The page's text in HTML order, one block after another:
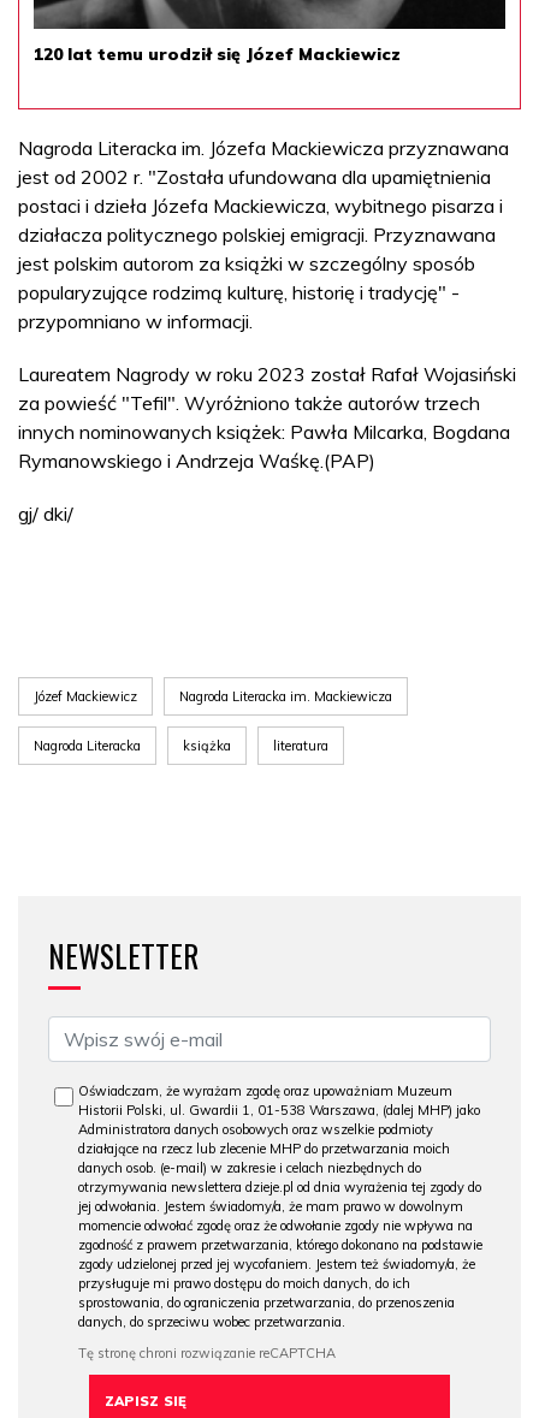
120 lat temu urodził się Józef Mackiewicz
Nagroda Literacka im. Józefa Mackiewicza przyznawana
jest od 2002 r. "Została ufundowana dla upamiętnienia
postaci i dzieła Józefa Mackiewicza, wybitnego pisarza i
działacza politycznego polskiej emigracji. Przyznawana
jest polskim autorom za książki w szczególny sposób
popularyzujące rodzimą kulturę, historię i tradycję" -
przypomniano w informacji.
Laureatem Nagrody w roku 2023 został Rafał Wojasiński
za powieść "Tefil". Wyróżniono także autorów trzech
innych nominowanych książek: Pawła Milcarka, Bogdana
Rymanowskiego i Andrzeja Waśkę.(PAP)
gj/ dki/
Józef Mackiewicz Nagroda Literacka im. Mackiewicza
Nagroda Literacka książka literatura
NEWSLETTER
Oświadczam, że wyrażam zgodę oraz upoważniam Muzeum
Historii Polski, ul. Gwardii 1, 01-538 Warszawa, (dalej MHP) jako
Administratora danych osobowych oraz wszelkie podmioty
działające na rzecz lub zlecenie MHP do przetwarzania moich
danych osob. (e-mail) w zakresie i celach niezbędnych do
otrzymywania newslettera dzieje.pl od dnia wyrażenia tej zgody do
jej odwołania. Jestem świadomy/a, że mam prawo w dowolnym
momencie odwołać zgodę oraz że odwołanie zgody nie wpływa na
zgodność z prawem przetwarzania, którego dokonano na podstawie
zgody udzielonej przed jej wycofaniem. Jestem też świadomy/a, że
przysługuje mi prawo dostępu do moich danych, do ich
sprostowania, do ograniczenia przetwarzania, do przenoszenia
danych, do sprzeciwu wobec przetwarzania.